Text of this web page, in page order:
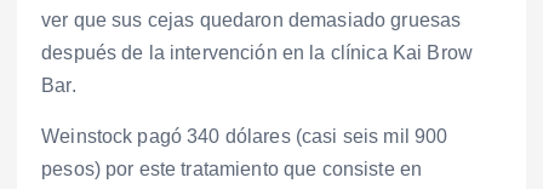
ver que sus cejas quedaron demasiado gruesas
después de la intervención en la clínica Kai Brow
Bar.
Weinstock pagó 340 dólares (casi seis mil 900
pesos) por este tratamiento que consiste en